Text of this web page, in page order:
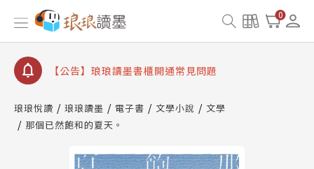
0
【公告】因 Readmoo 讀墨系統維護中，本站同步暫
停部分閱讀服務
【公告】琅琅讀墨數位閱讀資產合併與書櫃開通申請
【公告】琅琅讀墨書櫃開通常見問題
請圖文教學
【公告】琅琅書店服務升級重要說明及資產合併結果
查詢
停部分閱讀服務
琅琅悅讀 琅琅讀墨 電子書 文學小說
文學
那個已然飽和的夏天。